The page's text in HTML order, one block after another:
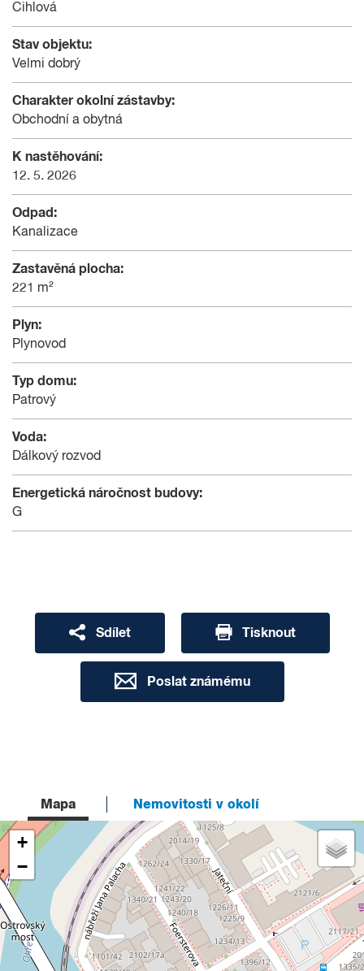
Cihlová
Stav objektu:
Velmi dobrý
Charakter okolní zástavby:
Obchodní a obytná
K nastěhování:
12. 5. 2026
Odpad:
Kanalizace
Zastavěná plocha:
221 m²
Plyn:
Plynovod
Typ domu:
Patrový
Voda:
Dálkový rozvod
Energetická náročnost budovy:
G
Sdílet Tisknout
Poslat známému
Mapa Nemovitosti v okolí
+
−